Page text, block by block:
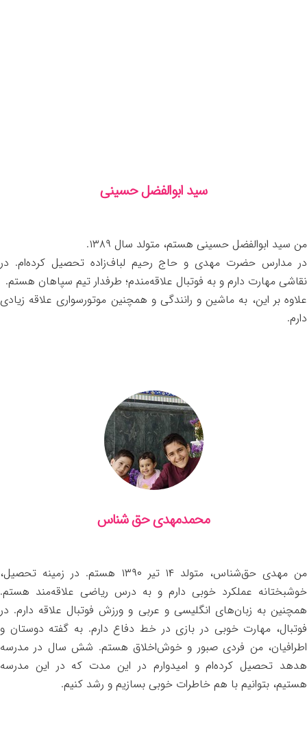
سید ابوالفضل حسینی
من سید ابوالفضل حسینی هستم، متولد سال ۱۳۸۹.
در مدارس حضرت مهدی و حاج رحیم لباف‌زاده تحصیل کرده‌ام. در
نقاشی مهارت دارم و به فوتبال علاقه‌مندم؛ طرفدار تیم سپاهان هستم.
علاوه بر این، به ماشین و رانندگی و همچنین موتورسواری علاقه زیادی
دارم.
محمدمهدی حق شناس
من مهدی حق‌شناس، متولد ۱۴ تیر ۱۳۹۰ هستم. در زمینه تحصیل،
خوشبختانه عملکرد خوبی دارم و به درس ریاضی علاقه‌مند هستم.
همچنین به زبان‌های انگلیسی و عربی و ورزش فوتبال علاقه دارم. در
فوتبال، مهارت خوبی در بازی در خط دفاع دارم. به گفته دوستان و
اطرافیان، من فردی صبور و خوش‌اخلاق هستم. شش سال در مدرسه
هدهد تحصیل کرده‌ام و امیدوارم در این مدت که در این مدرسه
هستیم، بتوانیم با هم خاطرات خوبی بسازیم و رشد کنیم.